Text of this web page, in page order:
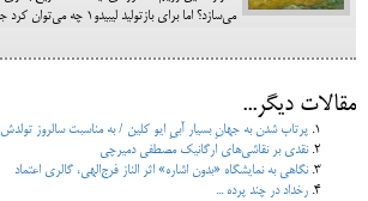
می‌سازد؟ اما برای بازتولید لیبیدو۱ چه می‌توان کرد جز آنچه سیزیف،
مقالات دیگر...
پرتاب شدن به جهانِ بسیار آبیِ ایو کلین / به مناسبت سالروز تولدش
نقدی بر نقاشی‌های ارگانیک مصطفی دمیرچی
نگاهی به نمایشگاه «بدون اشاره» اثر الناز فرج‌الهی، گالری اعتماد
رخداد در چند پرده ...